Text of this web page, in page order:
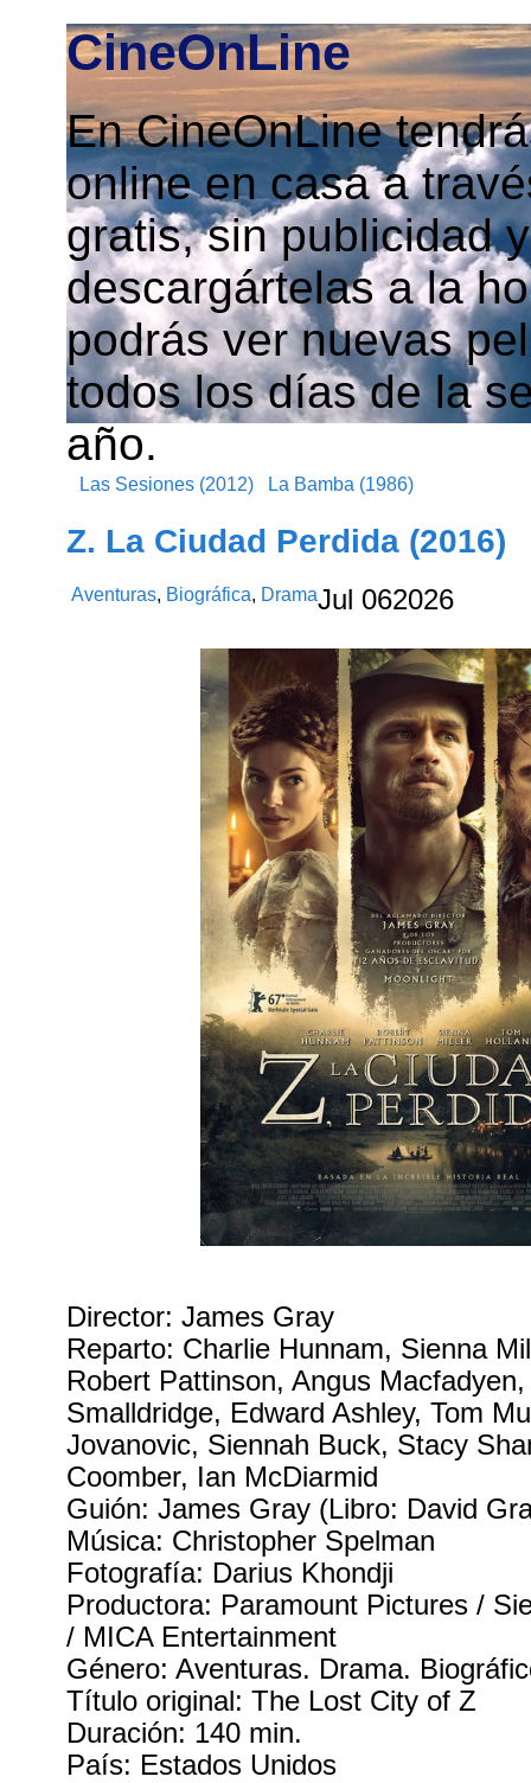
CineOnLine
En CineOnLine
online en casa a
gratis, sin publicidad
descargártelas a la
podrás ver nuevas
todos los días de la
año.
Las Sesiones (2012) La Bamba (1986)
Z. La Ciudad Perdida (2016)
Aventuras, Biográfica, DramaJul 062026
Director: James Gray
Reparto: Charlie Hunnam, Sienna
Robert Pattinson, Angus
Smalldridge, Edward Ashley, Tom
Jovanovic, Siennah Buck, Stacy
Coomber, Ian McDiarmid
Guión: James Gray (Libro: David
Música: Christopher Spelman
Fotografía: Darius Khondji
Productora: Paramount Pictures /
/ MICA Entertainment
Género: Aventuras. Drama.
Título original: The Lost City of Z
Duración: 140 min.
País: Estados Unidos